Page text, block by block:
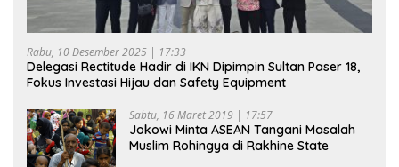
Rabu, 10 Desember 2025 | 17:33
Delegasi Rectitude Hadir di IKN Dipimpin Sultan Paser 18,
Fokus Investasi Hijau dan Safety Equipment
Sabtu, 16 Maret 2019 | 17:57
Jokowi Minta ASEAN Tangani Masalah
Muslim Rohingya di Rakhine State